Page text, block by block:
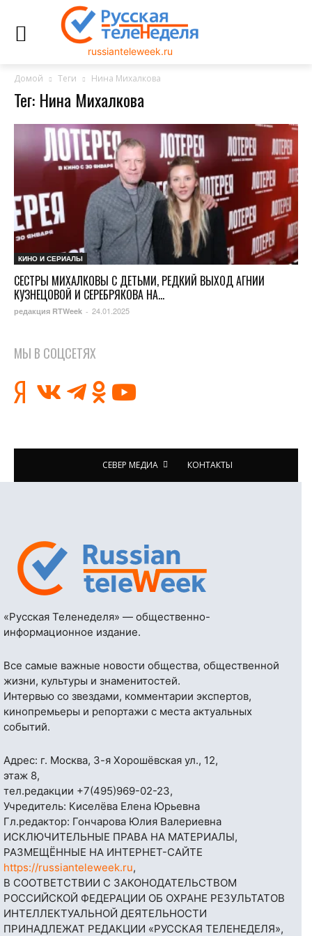
russianteleweek.ru
Домой Теги Нина Михалкова
Тег: Нина Михалкова
КИНО И СЕРИАЛЫ
СЕСТРЫ МИХАЛКОВЫ С ДЕТЬМИ, РЕДКИЙ ВЫХОД АГНИИ
КУЗНЕЦОВОЙ И СЕРЕБРЯКОВА НА...
редакция RTWeek - 24.01.2025
МЫ В СОЦСЕТЯХ
СЕВЕР МЕДИА КОНТАКТЫ
«Русская Теленеделя» — общественно-
информационное издание.
Все самые важные новости общества, общественной
жизни, культуры и знаменитостей.
Интервью со звездами, комментарии экспертов,
кинопремьеры и репортажи с места актуальных
событий.
Адрес: г. Москва, 3-я Хорошёвская ул., 12,
этаж 8,
тел.редакции +7(495)969-02-23,
Учредитель: Киселёва Елена Юрьевна
Гл.редактор: Гончарова Юлия Валериевна
ИСКЛЮЧИТЕЛЬНЫЕ ПРАВА НА МАТЕРИАЛЫ,
РАЗМЕЩЁННЫЕ НА ИНТЕРНЕТ-САЙТЕ
https://russianteleweek.ru,
В СООТВЕТСТВИИ С ЗАКОНОДАТЕЛЬСТВОМ
РОССИЙСКОЙ ФЕДЕРАЦИИ ОБ ОХРАНЕ РЕЗУЛЬТАТОВ
ИНТЕЛЛЕКТУАЛЬНОЙ ДЕЯТЕЛЬНОСТИ
ПРИНАДЛЕЖАТ РЕДАКЦИИ «РУССКАЯ ТЕЛЕНЕДЕЛЯ»,